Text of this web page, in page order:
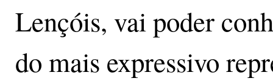
Lençóis, vai poder
do mais expressivo